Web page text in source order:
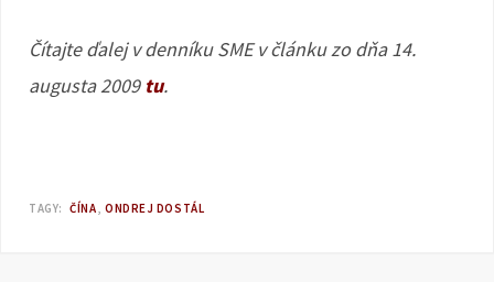
Čítajte ďalej v denníku SME v článku zo dňa 14.
augusta 2009 tu.
TAGY: ČÍNA ONDREJ DOSTÁL